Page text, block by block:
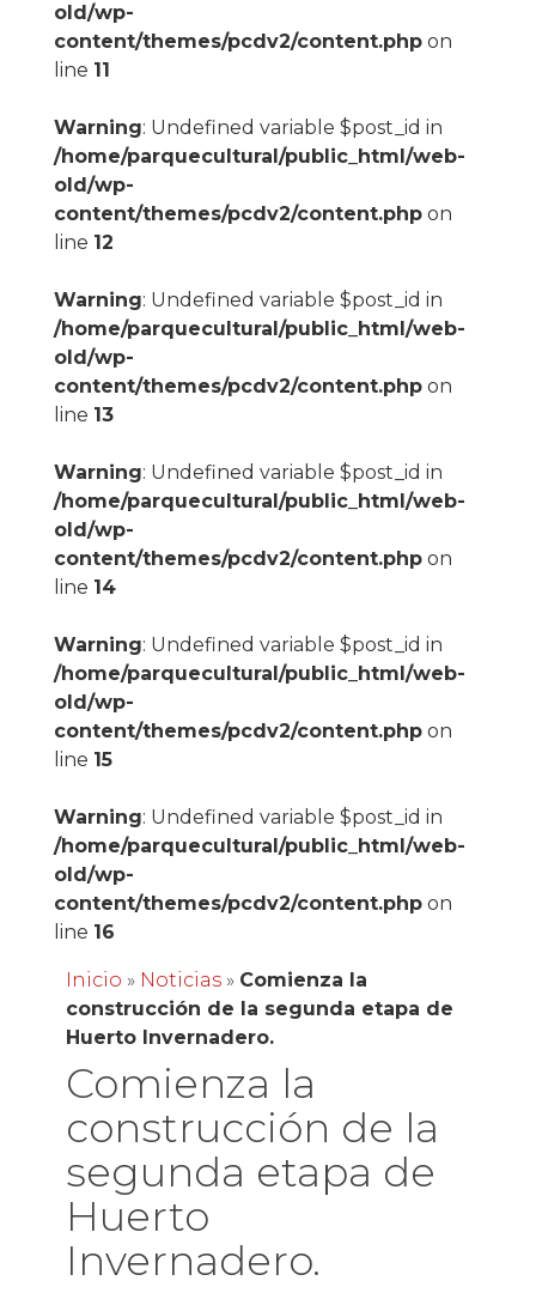
old/wp-
content/themes/pcdv2/content.phpon
line 11
Warning: Undefined variable $post_id in
/home/parquecultural/public_html/web-
old/wp-
content/themes/pcdv2/content.phpon
line 12
Warning: Undefined variable $post_id in
/home/parquecultural/public_html/web-
old/wp-
content/themes/pcdv2/content.phpon
line 13
Warning: Undefined variable $post_id in
/home/parquecultural/public_html/web-
old/wp-
content/themes/pcdv2/content.phpon
line 14
Warning: Undefined variable $post_id in
/home/parquecultural/public_html/web-
old/wp-
content/themes/pcdv2/content.phpon
line 15
Warning: Undefined variable $post_id in
/home/parquecultural/public_html/web-
old/wp-
content/themes/pcdv2/content.phpon
line 16
Inicio » Noticias» Comienza la
construcción de la segunda etapa de
Huerto Invernadero.
Comienza la
construcción de la
segunda etapa de
Huerto
Invernadero.